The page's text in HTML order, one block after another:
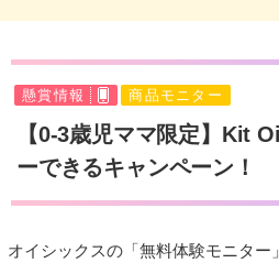
懸賞情報 商品モニター
【0-3歳児ママ限定】Kit
ーできるキャンペーン！
オイシックスの「無料体験モニター